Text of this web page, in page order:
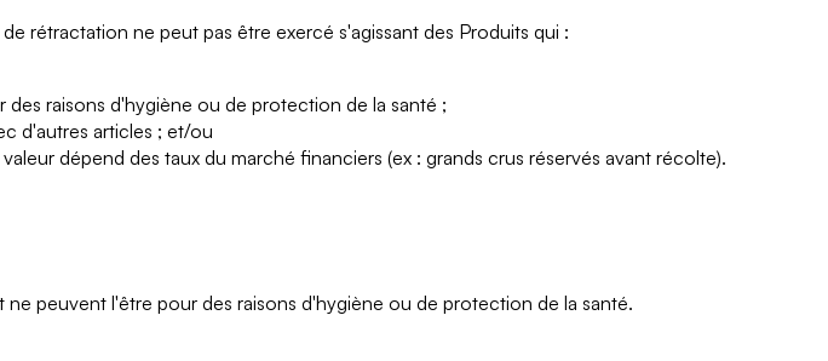
rétractation ne peut pas être exercé s'agissant des Produits qui :
raisons d'hygiène ou de protection de la santé ;
d'autres articles ; et/ou
dépend des taux du marché financiers (ex : grands crus réservés avant récolte).
peuvent l'être pour des raisons d'hygiène ou de protection de la santé.